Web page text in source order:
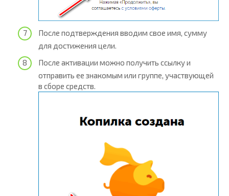
После подтверждения вводим свое имя, сумму
для достижения цели.
После активации можно получить ссылку и
отправить ее знакомым или группе, участвующей
в сборе средств.